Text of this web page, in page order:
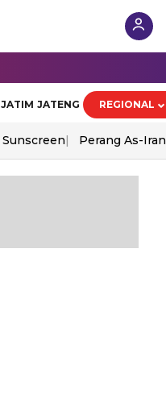
JATIM JATENG REGIONAL
Sunscreen Perang As-Iran